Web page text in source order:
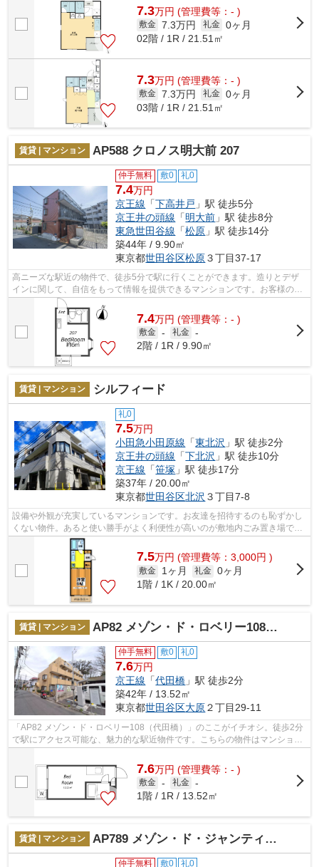
7.3万円 (管理費等：- )
敷金 7.3万円 礼金 0ヶ月
02階 / 1R / 21.51㎡
7.3万円 (管理費等：- )
敷金 7.3万円 礼金 0ヶ月
03階 / 1R / 21.51㎡
賃貸 | マンション AP588 クロノス明大前 207
仲手無料 敷0 礼0
7.4万円
京王線 「下高井戸 」駅 徒歩5分
京王井の頭線 「明大前 」駅 徒歩8分
東急世田谷線 「松原 」駅 徒歩14分
築44年 / 9.90㎡
東京都世田谷区松原３丁目37-17
高ニーズな駅近の物件で、徒歩5分で駅に行くことができます。造りとデザ
インに関して、自信をもって情報を提供できるマンションです。お客様のご
希望をお伝え下さい。お電話03-5562-31...
7.4万円 (管理費等：- )
敷金 - 礼金 -
2階 / 1R / 9.90㎡
賃貸 | マンション シルフィード
礼0
7.5万円
小田急小田原線 「東北沢 」駅 徒歩2分
京王井の頭線 「下北沢 」駅 徒歩10分
京王線 「笹塚 」駅 徒歩17分
築37年 / 20.00㎡
東京都世田谷区北沢 ３丁目7-8
設備や外観が充実しているマンションです。お友達を招待するのも恥ずかし
くない物件。あると使い勝手がよく利便性が高いのが敷地内ごみ置き場で
す。駅まで歩いてアクセスできる、徒歩2...
7.5万円 (管理費等：3,000円 )
敷金 1ヶ月 礼金 0ヶ月
1階 / 1K / 20.00㎡
賃貸 | マンション AP82 メゾン・ド・ロベリー108（代田橋）
仲手無料 敷0 礼0
7.6万円
京王線 「代田橋 」駅 徒歩2分
築42年 / 13.52㎡
東京都世田谷区大原２丁目29-11
「AP82 メゾン・ド・ロベリー108（代田橋）」のここがイチオシ。徒歩2分
で駅にアクセス可能な、魅力的な駅近物件です。こちらの物件はマンション
です。住まい検索をするなら、世田谷区...
7.6万円 (管理費等：- )
敷金 - 礼金 -
1階 / 1R / 13.52㎡
賃貸 | マンション AP789 メゾン・ド・ジャンティエース 104
仲手無料 敷0 礼0